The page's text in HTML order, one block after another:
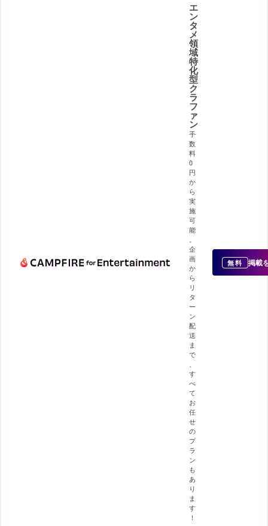
エ
ン
タ
メ
領
域
特
化
型
ク
ラ
フ
ァ
ン
手
数
料
0
円
か
ら
実
施
可
能
企
画
か
ら
リ
タ
ー
ン
配
送
ま
で
す
べ
て
お
任
せ
の
プ
ラ
ン
も
あ
り
ま
す
！
無料 掲載